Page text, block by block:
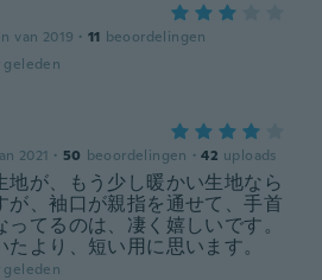
van 2019 · 11 beoordelingen
geleden
2021 · 50 beoordelingen · 42 uploads
地が、もう少し暖かい生地なら
が、袖口が親指を通せて、手首
ってるのは、凄く嬉しいです。
たより、短い用に思います。
geleden